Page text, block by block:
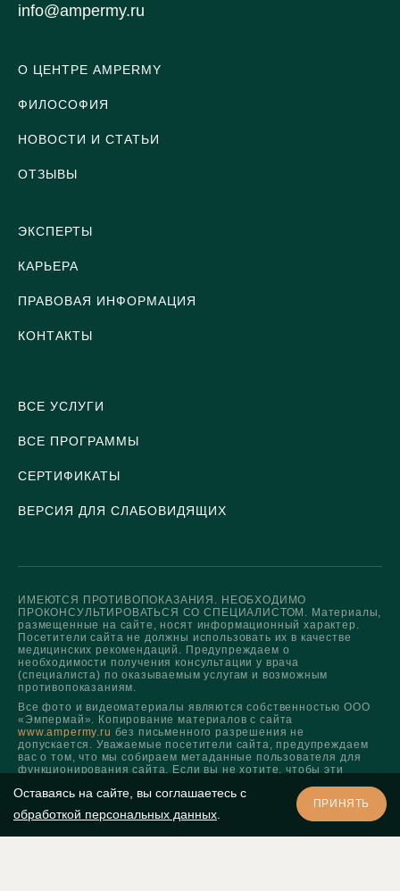
Оставаясь на сайте, вы соглашаетесь с
обработкой персональных данных
ПРИНЯТЬ
О ЦЕНТРЕ AMPERMY
ФИЛОСОФИЯ
НОВОСТИ И СТАТЬИ
ОТЗЫВЫ
ЭКСПЕРТЫ
КАРЬЕРА
ПРАВОВАЯ ИНФОРМАЦИЯ
КОНТАКТЫ
ВСЕ УСЛУГИ
ВСЕ ПРОГРАММЫ
СЕРТИФИКАТЫ
ВЕРСИЯ ДЛЯ СЛАБОВИДЯЩИХ
info@ampermy.ru
ИМЕЮТСЯ ПРОТИВОПОКАЗАНИЯ. НЕОБХОДИМО
ПРОКОНСУЛЬТИРОВАТЬСЯ СО СПЕЦИАЛИСТОМ. Материалы,
размещенные на сайте, носят информационный характер.
Посетители сайта не должны использовать их в качестве
медицинских рекомендаций. Предупреждаем о
необходимости получения консультации у врача
(специалиста) по оказываемым услугам и возможным
противопоказаниям.
Все фото и видеоматериалы являются собственностью ООО
«Эмпермай». Копирование материалов с сайта
www.ampermy.ru без письменного разрешения не
допускается. Уважаемые посетители сайта, предупреждаем
вас о том, что мы собираем метаданные пользователя для
функционирования сайта. Если вы не хотите, чтобы эти
Сведения об обработке персональных данных
. Лицензия
Л041-01137-77/01569870.